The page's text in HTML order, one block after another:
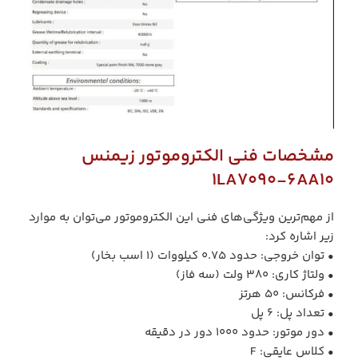
مشخصات فنی الکتروموتور زیمنس
1LA7090-6AA10
از مهم‌ترین ویژگی‌های فنی این الکتروموتور می‌توان به موارد
زیر اشاره کرد:
• توان خروجی: حدود 0.75 کیلووات (1 اسب بخار)
• ولتاژ کاری: 380 ولت (سه فاز)
• فرکانس: 50 هرتز
• تعداد پل: 6 پل
• دور موتور: حدود 1000 دور در دقیقه
• کلاس عایقی: F